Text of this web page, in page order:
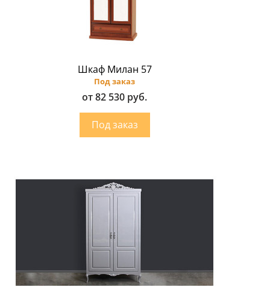
Шкаф Милан 57
Под заказ
от 82 530 руб.